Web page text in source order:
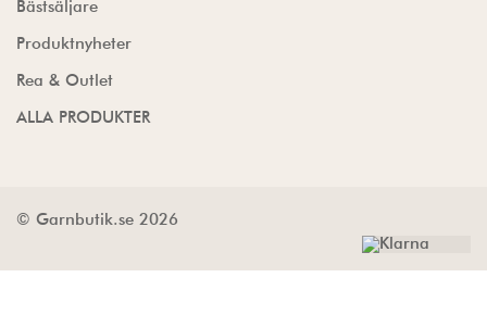
Bästsäljare
Produktnyheter
Rea & Outlet
ALLA PRODUKTER
© Garnbutik.se 2026